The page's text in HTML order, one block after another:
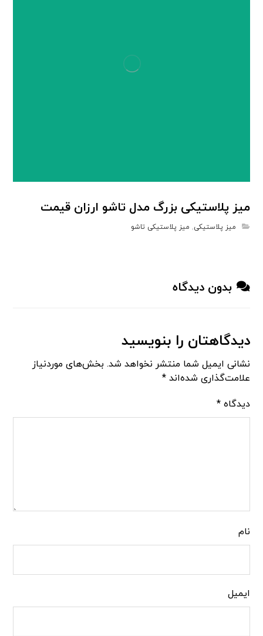
میز پلاستیکی بزرگ مدل تاشو ارزان قیمت
میز پلاستیکی, میز پلاستیکی تاشو
بدون دیدگاه
دیدگاهتان را بنویسید
نشانی ایمیل شما منتشر نخواهد شد. بخش‌های موردنیاز
علامت‌گذاری شده‌اند*
دیدگاه*
نام
ایمیل